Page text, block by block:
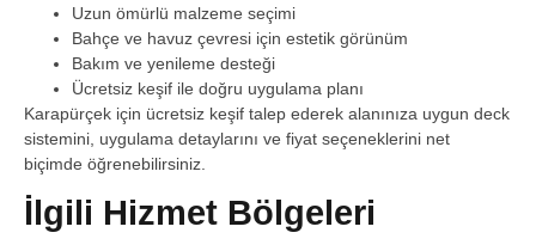
Uzun ömürlü malzeme seçimi
Bahçe ve havuz çevresi için estetik görünüm
Bakım ve yenileme desteği
Ücretsiz keşif ile doğru uygulama planı
Karapürçek için ücretsiz keşif talep ederek alanınıza uygun deck
sistemini, uygulama detaylarını ve fiyat seçeneklerini net
biçimde öğrenebilirsiniz.
İlgili Hizmet Bölgeleri